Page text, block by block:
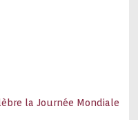
la Journée Mondiale